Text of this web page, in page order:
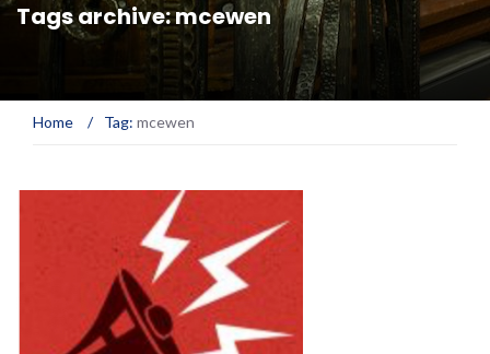
Tags archive: mcewen
Home / Tag: mcewen